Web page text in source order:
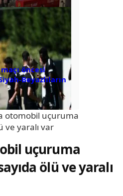
öncesi
Beyazlıların
otomobil uçuruma
ve yaralı var
uçuruma
ölü ve yaralı